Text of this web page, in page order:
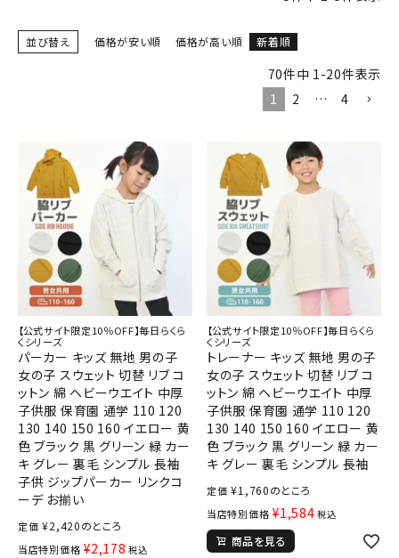
並び替え 価格が安い順 価格が高い順 新着順
70件中 1-20件表示
1
2 … 4
【公式サイト限定10％OFF】毎日らくら
くシリーズ
パーカー キッズ 無地 男の子
女の子 スウェット 切替 リブ コ
ットン 綿 ヘビーウエイト 中厚
子供服 保育園 通学 110 120
130 140 150 160 イエロー 黄
色 ブラック 黒 グリーン 緑 カー
キ グレー 裏毛 シンプル 長袖
子供 ジップパーカー リンクコ
ーデ お揃い
定価 ¥2,420のところ
当店特別価格 ¥2,178 税込
【公式サイト限定10％OFF】毎日らくら
くシリーズ
トレーナー キッズ 無地 男の子
女の子 スウェット 切替 リブ コ
ットン 綿 ヘビーウエイト 中厚
子供服 保育園 通学 110 120
130 140 150 160 イエロー 黄
色 ブラック 黒 グリーン 緑 カー
キ グレー 裏毛 シンプル 長袖
定価 ¥1,760のところ
当店特別価格 ¥1,584 税込
商品を見る